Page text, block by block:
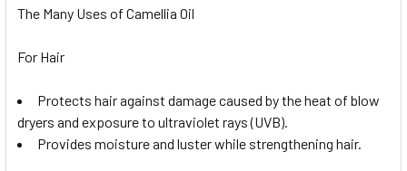
The Many Uses of Camellia Oil
For Hair
Protects hair against damage caused by the heat of blow
dryers and exposure to ultraviolet rays (UVB).
Provides moisture and luster while strengthening hair.